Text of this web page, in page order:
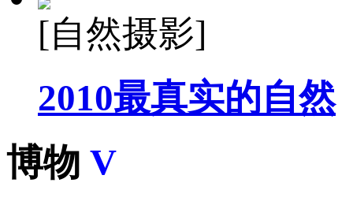
[自然摄影]
2010最真实的自然
博物 V